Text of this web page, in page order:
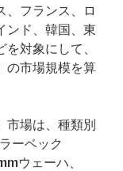
、フランス、ロ
ンド、韓国、東
対象にして、
の市場規模を算
市場は、種類別
ーベック
ウェーハ、